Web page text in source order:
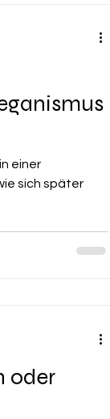
einer
sich später
oder